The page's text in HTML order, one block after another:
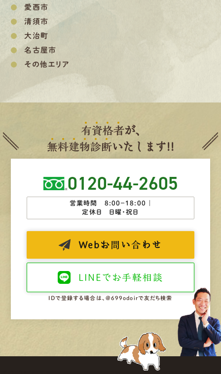
愛西市
清須市
大治町
名古屋市
その他エリア
有資格者が、
無料建物診断いたします!!
0120-44-2605
営業時間 8:00−18:00 ｜
定休日 日曜・祝日
Web お問い合わせ
LINEで お手軽相談
IDで登録する場合は、@699odoirで友だち検索